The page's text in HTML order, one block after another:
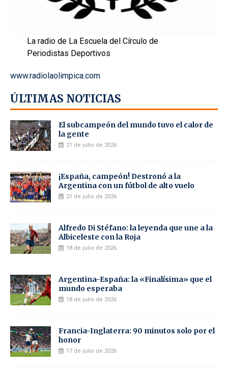
La radio de La Escuela del Círculo de
Periodistas Deportivos
www.radiolaolimpica.com
ÚLTIMAS NOTICIAS
El subcampeón del mundo tuvo el calor de
la gente
21 de julio de 2026
¡España, campeón! Destronó a la
Argentina con un fútbol de alto vuelo
21 de julio de 2026
Alfredo Di Stéfano: la leyenda que une a la
Albiceleste con la Roja
18 de julio de 2026
Argentina-España: la «Finalísima» que el
mundo esperaba
18 de julio de 2026
Francia-Inglaterra: 90 minutos solo por el
honor
17 de julio de 2026